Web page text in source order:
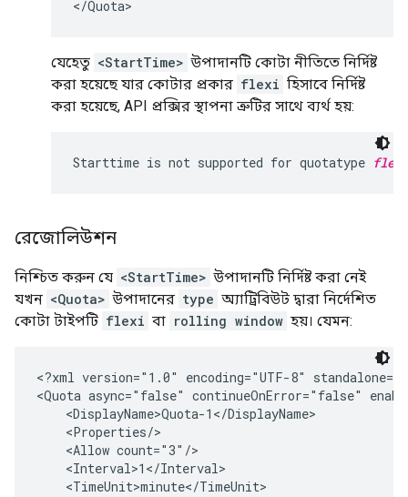
যেহেতু <StartTime> উপাদানটি কোটা নীতিতে নির্দিষ্ট
করা হয়েছে যার কোটার প্রকার flexi হিসাবে নির্দিষ্ট
করা হয়েছে, API প্রক্সির স্থাপনা ত্রুটির সাথে ব্যর্থ হয়:
Starttime is not supported for quotatype flexi
রেজোলিউশন
নিশ্চিত করুন যে <StartTime> উপাদানটি নির্দিষ্ট করা নেই
যখন <Quota> উপাদানের type অ্যাট্রিবিউট দ্বারা নির্দেশিত
কোটা টাইপটি flexi বা rolling window হয়। যেমন:
<?xml version="1.0" encoding="UTF-8"
<Quota async="false" continueOnError="false"
    <DisplayName>Quota-1</DisplayName>
    <Properties/>
    <Allow count="3"/>
    <Interval>1</Interval>
    <TimeUnit>minute</TimeUnit>